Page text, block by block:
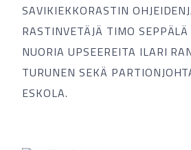
SAVIKIEKKORASTIN
RASTINVETÄJÄ TIMO
NUORIA UPSEEREITA ILARI
TURUNEN SEKÄ
ESKOLA.